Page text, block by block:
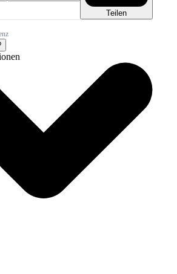
Teilen